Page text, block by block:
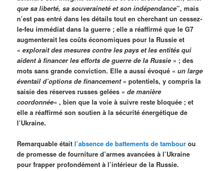
que sa liberté, sa souveraineté et son indépendance”, mais
n’est pas entré dans les détails tout en cherchant un cessez-
le-feu immédiat dans la guerre ; elle a réaffirmé que le G7
augmenterait les coûts économiques pour la Russie et
«explorait des mesures contre les pays et les entités qui
aident à financer les efforts de guerre de la Russie » ; des
mots sans grande conviction. Elle a aussi évoqué «un large
éventail d’options de financement» potentiels, y compris la
saisie des réserves russes gelées «de manière
coordonnée« , bien que la voie à suivre reste bloquée ; et
elle a réaffirmé son soutien à la sécurité énergétique de
l’Ukraine.
Remarquable étaitl’absence de battements de tambour ou
de promesse de fourniture d’armes avancées à l’Ukraine
pour frapper profondément à l’intérieur de la Russie.